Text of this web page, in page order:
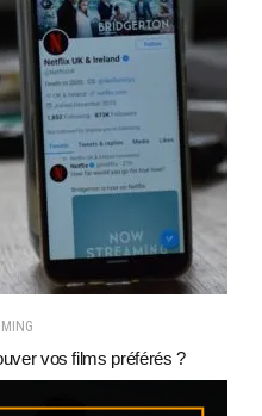
vos films préférés ?